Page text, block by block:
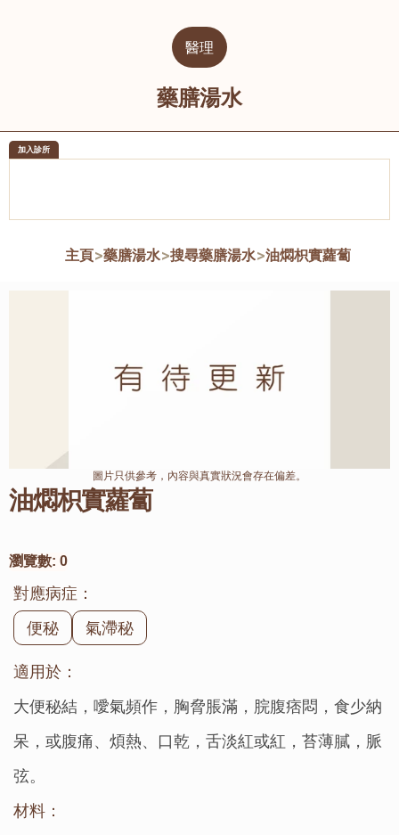
醫理
藥膳湯水
加入診所
主頁>藥膳湯水>搜尋藥膳湯水>油燜枳實蘿蔔
油燜枳實蘿蔔
瀏覽數: 0
對應病症：
便秘
氣滯秘
適用於：
大便秘結，噯氣頻作，胸脅脹滿，脘腹痞悶，食少納
呆，或腹痛、煩熱、口乾，舌淡紅或紅，苔薄膩，脈
弦。
材料：
圖片只供參考，內容與真實狀況會存在偏差。